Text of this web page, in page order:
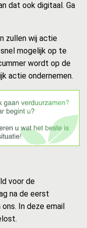
dat ook digitaal. Ga
zullen wij actie
mogelijk op te
wordt op de
actie ondernemen.
voor de
na de eerst
In deze email